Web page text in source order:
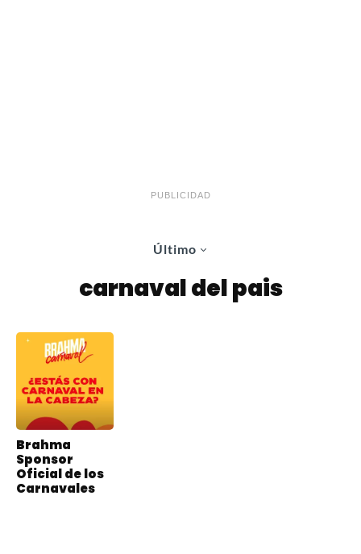
PUBLICIDAD
Último
carnaval del pais
Brahma
Sponsor
Oficial de los
Carnavales